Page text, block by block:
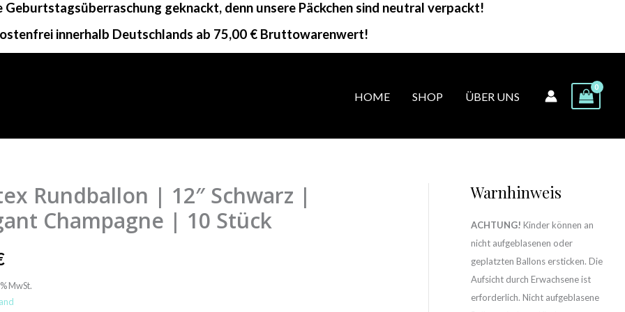
Geburtstagsüberraschung geknackt, denn unsere Päckchen sind neutral verpackt!
innerhalb Deutschlands ab 75,00 € Bruttowarenwert!
HOME SHOP ÜBER UNS
Rundballon | 12″ Schwarz |
Champagne | 10 Stück
MwSt.
Warnhinweis
ACHTUNG!Kinder können an
nicht aufgeblasenen oder
geplatzten Ballons ersticken. Die
Aufsicht durch Erwachsene ist
erforderlich. Nicht aufgeblasene